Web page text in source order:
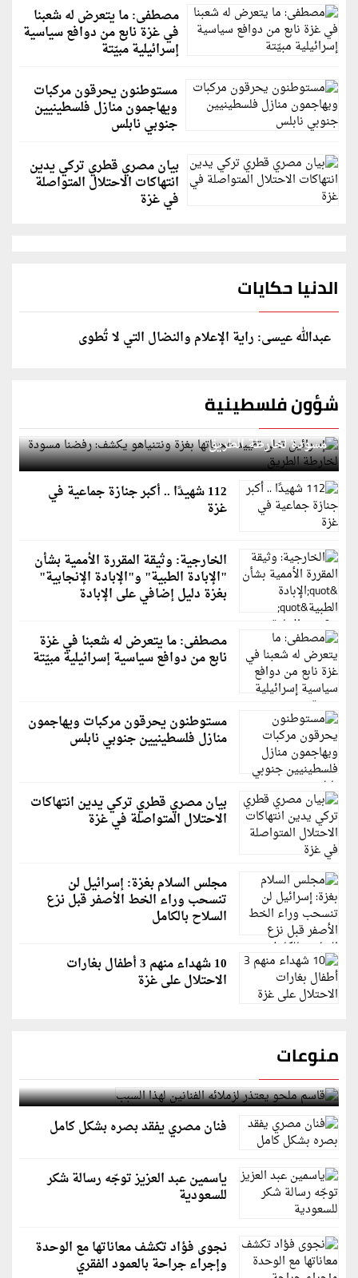
مصطفى: ما يتعرض له شعبنا
في غزة نابع من دوافع سياسية
إسرائيلية مبيّتة
مستوطنون يحرقون مركبات
ويهاجمون منازل فلسطينيين
جنوبي نابلس
بيان مصري قطري تركي يدين
انتهاكات الاحتلال المتواصلة
في غزة
الدنيا حكايات
عبدالله عيسى: راية الإعلام والنضال التي لا تُطوى
شؤون فلسطينية
إسرائيل تعلن تقييد هجماتها بغزة ونتنياهو يكشف: رفضنا
مسودة لخارطة الطريق
112 شهيدًا .. أكبر جنازة جماعية في
غزة
الخارجية: وثيقة المقررة الأممية بشأن
"الإبادة الطبية" و"الإبادة الإنجابية"
بغزة دليل إضافي على الإبادة
مصطفى: ما يتعرض له شعبنا في غزة
نابع من دوافع سياسية إسرائيلية مبيّتة
مستوطنون يحرقون مركبات ويهاجمون
منازل فلسطينيين جنوبي نابلس
بيان مصري قطري تركي يدين انتهاكات
الاحتلال المتواصلة في غزة
مجلس السلام بغزة: إسرائيل لن
تنسحب وراء الخط الأصفر قبل نزع
السلاح بالكامل
10 شهداء منهم 3 أطفال بغارات
الاحتلال على غزة
منوعات
قاسم ملحو يعتذر لزملائه الفنانين لهذا السبب
فنان مصري يفقد بصره بشكل كامل
ياسمين عبد العزيز توجّه رسالة شكر
للسعودية
نجوى فؤاد تكشف معاناتها مع الوحدة
وإجراء جراحة بالعمود الفقري